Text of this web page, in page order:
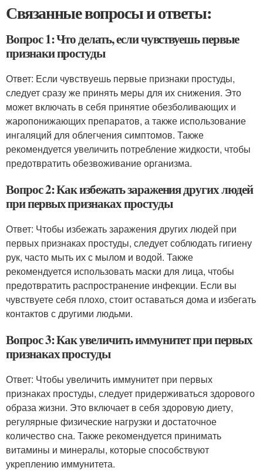
Связанные вопросы и ответы:
Вопрос 1: Что делать, если чувствуешь первые
признаки простуды
Ответ: Если чувствуешь первые признаки простуды,
следует сразу же принять меры для их снижения. Это
может включать в себя принятие обезболивающих и
жаропонижающих препаратов, а также использование
ингаляций для облегчения симптомов. Также
рекомендуется увеличить потребление жидкости, чтобы
предотвратить обезвоживание организма.
Вопрос 2: Как избежать заражения других людей
при первых признаках простуды
Ответ: Чтобы избежать заражения других людей при
первых признаках простуды, следует соблюдать гигиену
рук, часто мыть их с мылом и водой. Также
рекомендуется использовать маски для лица, чтобы
предотвратить распространение инфекции. Если вы
чувствуете себя плохо, стоит оставаться дома и избегать
контактов с другими людьми.
Вопрос 3: Как увеличить иммунитет при первых
признаках простуды
Ответ: Чтобы увеличить иммунитет при первых
признаках простуды, следует придерживаться здорового
образа жизни. Это включает в себя здоровую диету,
регулярные физические нагрузки и достаточное
количество сна. Также рекомендуется принимать
витамины и минералы, которые способствуют
укреплению иммунитета.